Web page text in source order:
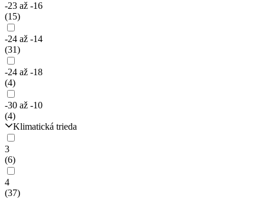
-23 až -16
(15)
-24 až -14
(31)
-24 až -18
(4)
-30 až -10
(4)
Klimatická trieda
3
(6)
4
(37)